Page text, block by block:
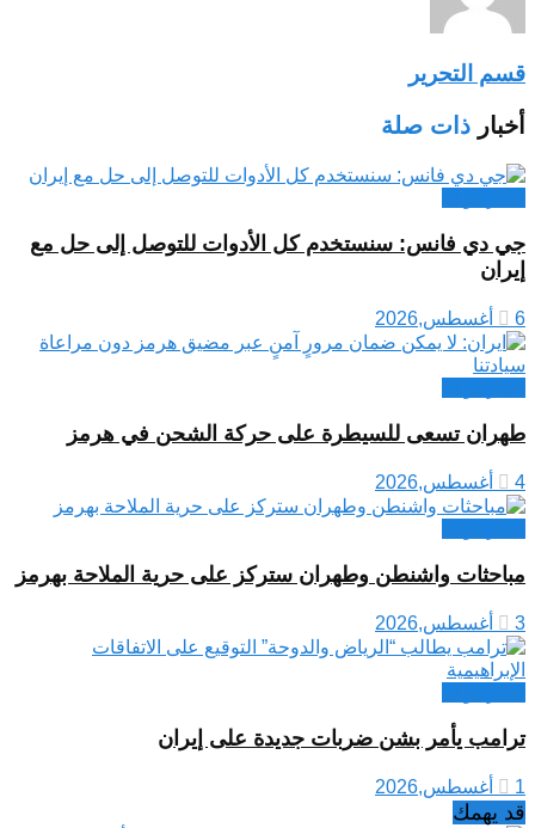
قسم التحرير
أخبار ذات صلة
جي دي فانس: سنستخدم كل الأدوات للتوصل إلى حل مع
إيران
6 أغسطس,2026
طهران تسعى للسيطرة على حركة الشحن في هرمز
4 أغسطس,2026
مباحثات واشنطن وطهران ستركز على حرية الملاحة بهرمز
3 أغسطس,2026
ترامب يأمر بشن ضربات جديدة على إيران
1 أغسطس,2026
قد يهمك